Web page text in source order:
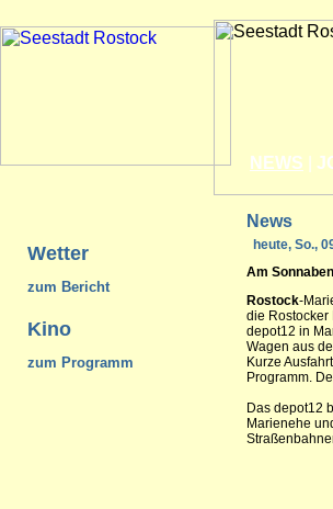
NEWS
Wetter
zum Bericht
Kino
zum Programm
News
heute, So.,
Am
Rostock-
die Rostocker
depot12 in
Wagen aus
Kurze
Programm.
Das depot12
Marienehe